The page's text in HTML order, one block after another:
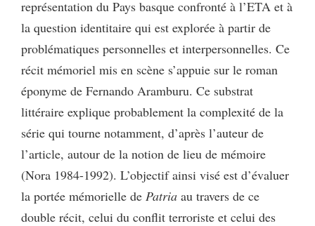
représentation du Pays basque confronté à l’ETA et à
la question identitaire qui est explorée à partir de
problématiques personnelles et interpersonnelles. Ce
récit mémoriel mis en scène s’appuie sur le roman
éponyme de Fernando Aramburu. Ce substrat
littéraire explique probablement la complexité de la
série qui tourne notamment, d’après l’auteur de
l’article, autour de la notion de lieu de mémoire
(Nora 1984-1992). L’objectif ainsi visé est d’évaluer
la portée mémorielle de Patria au travers de ce
double récit, celui du conflit terroriste et celui des